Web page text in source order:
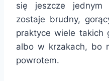
się jeszcze jednym
zostaje brudny,
praktyce wiele takich
albo w krzakach, bo
powrotem.